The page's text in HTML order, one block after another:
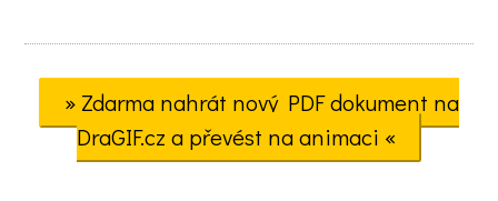
» Zdarma nahrát nový PDF dokument na
DraGIF.cz a převést na animaci «